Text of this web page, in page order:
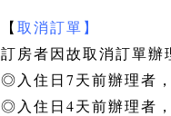
【取消訂單】
訂房者因故取消訂單
◎入住日7天前辦理者
◎入住 日4天前辦理者